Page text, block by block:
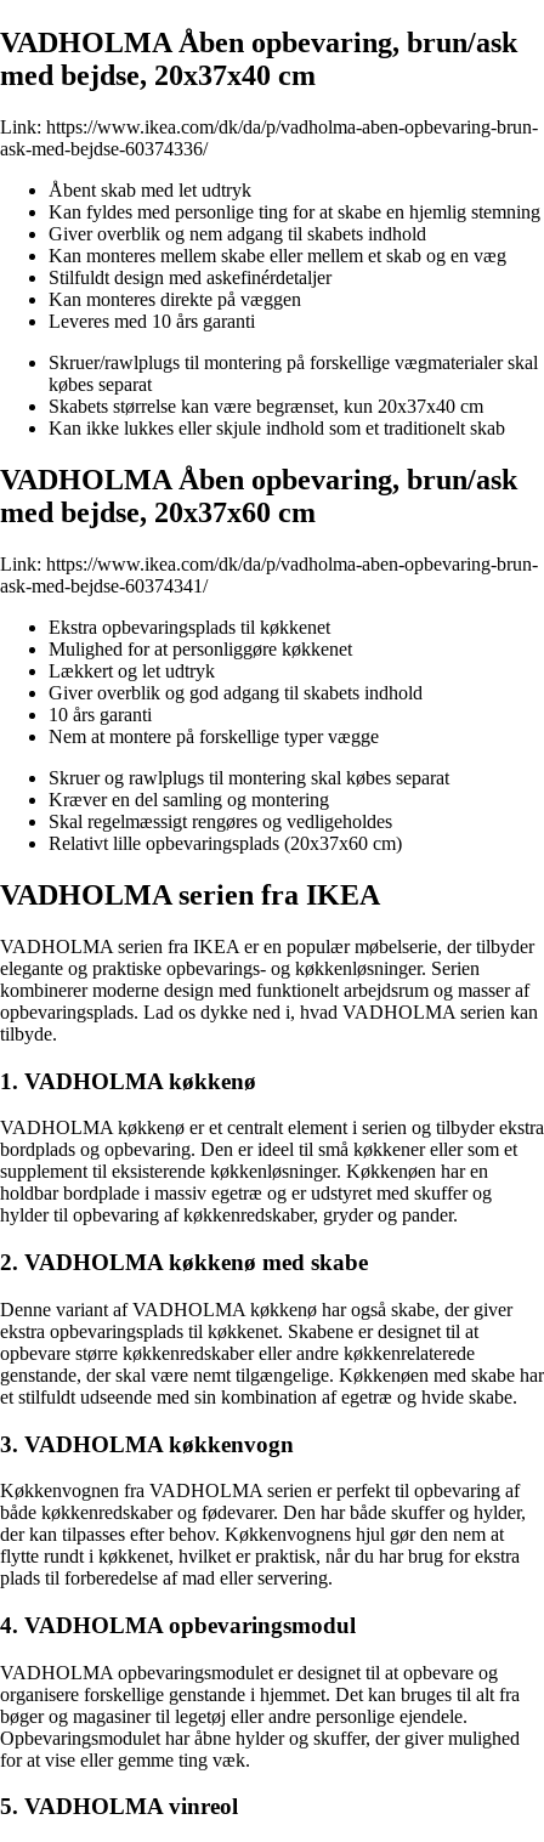
VADHOLMA Åben opbevaring, brun/ask
med bejdse, 20x37x40 cm
Link: https://www.ikea.com/dk/da/p/vadholma-aben-opbevaring-brun-
ask-med-bejdse-60374336/
Åbent skab med let udtryk
Kan fyldes med personlige ting for at skabe en hjemlig stemning
Giver overblik og nem adgang til skabets indhold
Kan monteres mellem skabe eller mellem et skab og en væg
Stilfuldt design med askefinérdetaljer
Kan monteres direkte på væggen
Leveres med 10 års garanti
Skruer/rawlplugs til montering på forskellige vægmaterialer skal
købes separat
Skabets størrelse kan være begrænset, kun 20x37x40 cm
Kan ikke lukkes eller skjule indhold som et traditionelt skab
VADHOLMA Åben opbevaring, brun/ask
med bejdse, 20x37x60 cm
Link: https://www.ikea.com/dk/da/p/vadholma-aben-opbevaring-brun-
ask-med-bejdse-60374341/
Ekstra opbevaringsplads til køkkenet
Mulighed for at personliggøre køkkenet
Lækkert og let udtryk
Giver overblik og god adgang til skabets indhold
10 års garanti
Nem at montere på forskellige typer vægge
Skruer og rawlplugs til montering skal købes separat
Kræver en del samling og montering
Skal regelmæssigt rengøres og vedligeholdes
Relativt lille opbevaringsplads (20x37x60 cm)
VADHOLMA serien fra IKEA
VADHOLMA serien fra IKEA er en populær møbelserie, der tilbyder
elegante og praktiske opbevarings- og køkkenløsninger. Serien
kombinerer moderne design med funktionelt arbejdsrum og masser af
opbevaringsplads. Lad os dykke ned i, hvad VADHOLMA serien kan
tilbyde.
1. VADHOLMA køkkenø
VADHOLMA køkkenø er et centralt element i serien og tilbyder ekstra
bordplads og opbevaring. Den er ideel til små køkkener eller som et
supplement til eksisterende køkkenløsninger. Køkkenøen har en
holdbar bordplade i massiv egetræ og er udstyret med skuffer og
hylder til opbevaring af køkkenredskaber, gryder og pander.
2. VADHOLMA køkkenø med skabe
Denne variant af VADHOLMA køkkenø har også skabe, der giver
ekstra opbevaringsplads til køkkenet. Skabene er designet til at
opbevare større køkkenredskaber eller andre køkkenrelaterede
genstande, der skal være nemt tilgængelige. Køkkenøen med skabe har
et stilfuldt udseende med sin kombination af egetræ og hvide skabe.
3. VADHOLMA køkkenvogn
Køkkenvognen fra VADHOLMA serien er perfekt til opbevaring af
både køkkenredskaber og fødevarer. Den har både skuffer og hylder,
der kan tilpasses efter behov. Køkkenvognens hjul gør den nem at
flytte rundt i køkkenet, hvilket er praktisk, når du har brug for ekstra
plads til forberedelse af mad eller servering.
4. VADHOLMA opbevaringsmodul
VADHOLMA opbevaringsmodulet er designet til at opbevare og
organisere forskellige genstande i hjemmet. Det kan bruges til alt fra
bøger og magasiner til legetøj eller andre personlige ejendele.
Opbevaringsmodulet har åbne hylder og skuffer, der giver mulighed
for at vise eller gemme ting væk.
5. VADHOLMA vinreol